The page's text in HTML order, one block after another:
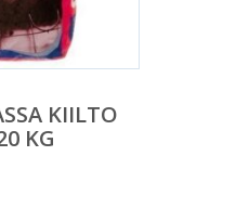
KIILTO
KG